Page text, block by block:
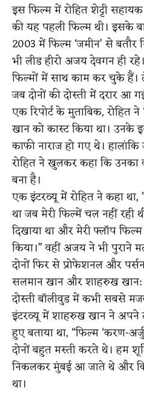
इस फिल्म में रोहित शेट्टी
की यह पहली फिल्म थी। इसके
2003 में फिल्म ‘जमीन’ से
भी लीड हीरो अजय देवगन ही
फिल्मों में साथ काम कर चुके
जब दोनों की दोस्ती में दरार आ
एक रिपोर्ट के मुताबिक, रोहित
खान को कास्ट किया था।
काफी नाराज हो गए थे।
रोहित ने खुलकर कहा कि
बना है।
एक इंटरव्यू में रोहित ने कहा
था जब मेरी फिल्में चल नहीं
दिखाया था और मेरी फ्लॉप
किया।” वहीं अजय ने भी
दोनों फिर से प्रोफेशनल और
सलमान खान और शाहरुख
दोस्ती बॉलीवुड में कभी सबसे
इंटरव्यू में शाहरुख खान ने अपने
हुए बताया था, “फिल्म ‘करण-
दोनों बहुत मस्ती करते थे। हम
निकलकर मुंबई आ जाते थे और
था।